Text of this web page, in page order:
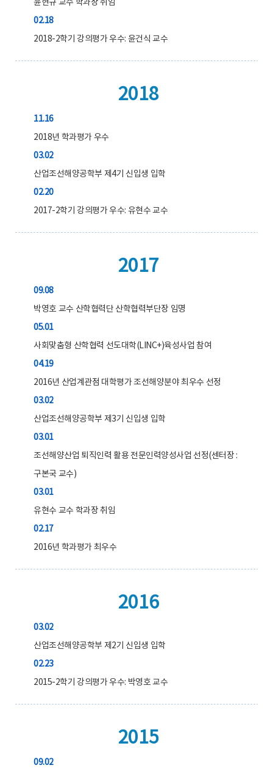
윤현규 교수 학과장 취임
02.18
2018-2학기 강의평가 우수: 윤건식 교수
2018
11.16
2018년 학과평가 우수
03.02
산업조선해양공학부 제4기 신입생 입학
02.20
2017-2학기 강의평가 우수: 유현수 교수
2017
09.08
박영호 교수 산학협력단 산학협력부단장 임명
05.01
사회맞춤형 산학협력 선도대학(LINC+)육성사업 참여
04.19
2016년 산업계관점 대학평가 조선해양분야 최우수 선정
03.02
산업조선해양공학부 제3기 신입생 입학
03.01
조선해양산업 퇴직인력 활용 전문인력양성사업 선정(센터장 :
구본국 교수)
03.01
유현수 교수 학과장 취임
02.17
2016년 학과평가 최우수
2016
03.02
산업조선해양공학부 제2기 신입생 입학
02.23
2015-2학기 강의평가 우수: 박영호 교수
2015
09.02